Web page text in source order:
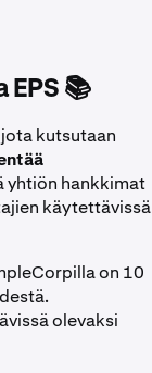
EPS 📚
kutsutaan
yhtiön hankkimat
käytettävissä
on 10
olevaksi